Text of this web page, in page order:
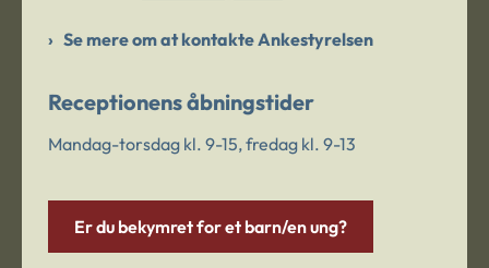
Se mere om at kontakte Ankestyrelsen
Receptionens åbningstider
Mandag-torsdag kl. 9-15, fredag kl. 9-13
Er du bekymret for et barn/en ung?